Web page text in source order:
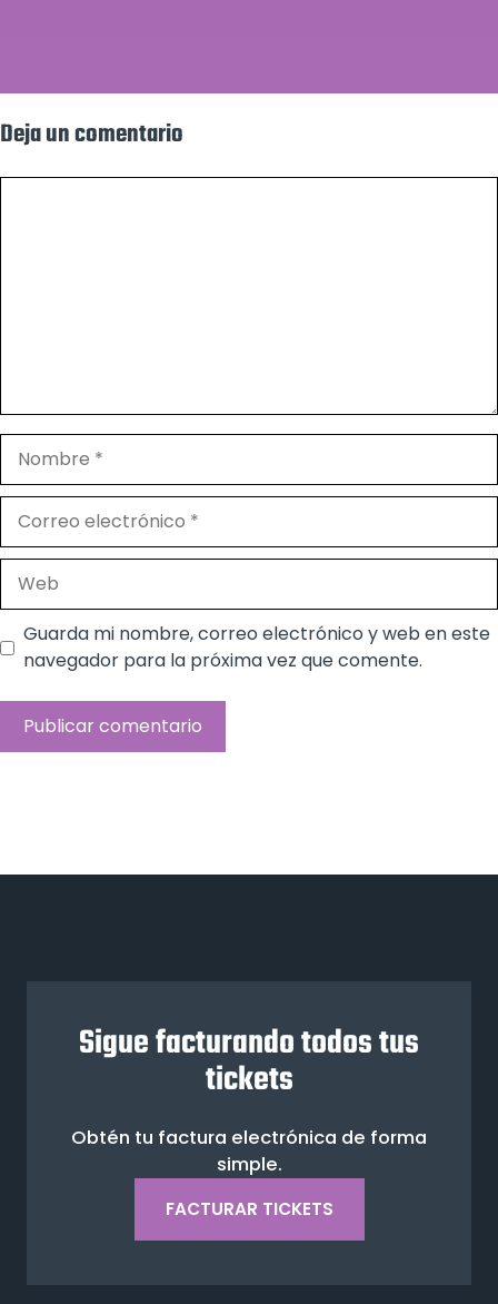
Deja un comentario
Nombre
electrónico
Guarda mi nombre, correo electrónico y web en este
navegador para la próxima vez que comente.
Sigue facturando todos tus
tickets
Obtén tu factura electrónica de forma
simple.
FACTURAR TICKETS